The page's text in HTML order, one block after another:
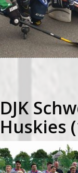
DJK
Huskies